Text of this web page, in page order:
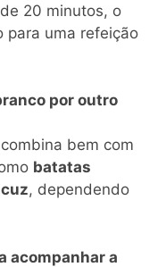
20 minutos, o
para uma refeição
por outro
bem com
batatas
, dependendo
acompanhar a